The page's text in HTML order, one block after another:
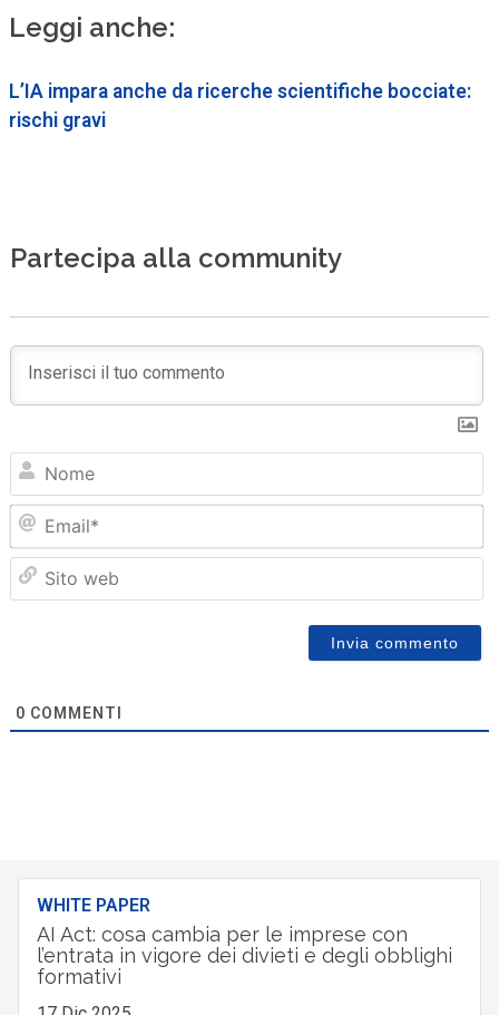
Leggi anche:
L’IA impara anche da ricerche scientifiche bocciate:
rischi gravi
Partecipa alla community
0 COMMENTI
WHITE PAPER
AI Act: cosa cambia per le imprese con
l’entrata in vigore dei divieti e degli obblighi
formativi